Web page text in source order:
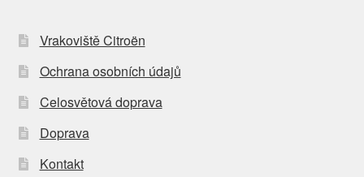
Vrakoviště Citroën
Ochrana osobních údajů
Celosvětová doprava
Doprava
Kontakt